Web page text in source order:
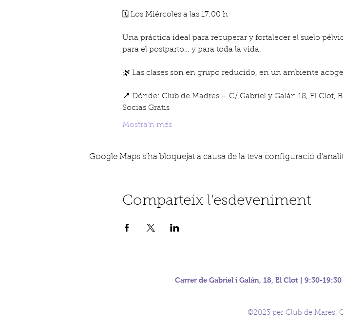
🗓 Los Miércoles a las 17:00 h
Una práctica ideal para recuperar y fortalecer el suelo
para el postparto… y para toda la vida.
🌿 Las clases son en grupo reducido, en un ambiente
📍 Dónde: Club de Madres – C/ Gabriel y Galán 18, El Clot,
Socias Gratis
Mostra'n més
Google Maps s'ha bloquejat a causa de la teva configuració
Comparteix l'esdeveniment
Carrer de Gabriel i Galán, 18, El Clot | 9:30-19:30
©2023 per Club de Mares.